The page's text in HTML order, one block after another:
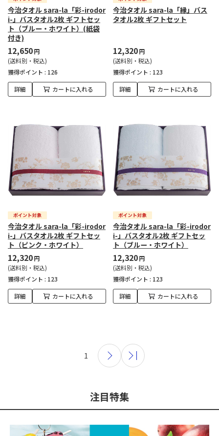
今治タオル sara-la「彩-irodor
i-」バスタオル2枚 ギフトセッ
ト（ブルー・ホワイト）(紙袋
付き)
12,650円
(送料別・税込)
獲得ポイント : 126
詳細 カートに入れる
今治タオル sara-la「縁」バス
タオル2枚 ギフトセット
12,320円
(送料別・税込)
獲得ポイント : 123
詳細 カートに入れる
今治タオル sara-la「彩-irodor
i-」バスタオル2枚 ギフトセッ
ト（ピンク・ホワイト）
12,320円
(送料別・税込)
獲得ポイント : 123
詳細 カートに入れる
今治タオル sara-la「彩-irodor
i-」バスタオル2枚 ギフトセッ
ト（ブルー・ホワイト）
12,320円
(送料別・税込)
獲得ポイント : 123
詳細 カートに入れる
1
注目特集